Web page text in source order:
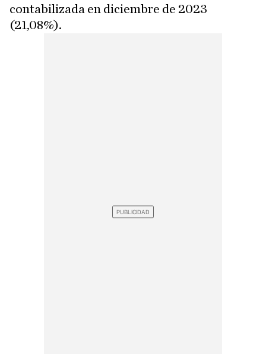
contabilizada en diciembre de 2023
(21,08%).